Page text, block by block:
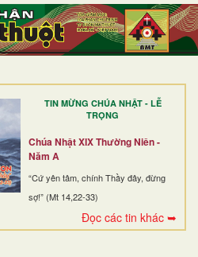
TIN MỪNG CHÚA NHẬT - LỄ
TRỌNG
Chúa Nhật XIX Thường Niên -
Năm A
“Cứ yên tâm, chính Thầy đây, đừng
sợ!” (Mt 14,22-33)
Đọc các tin khác ➥